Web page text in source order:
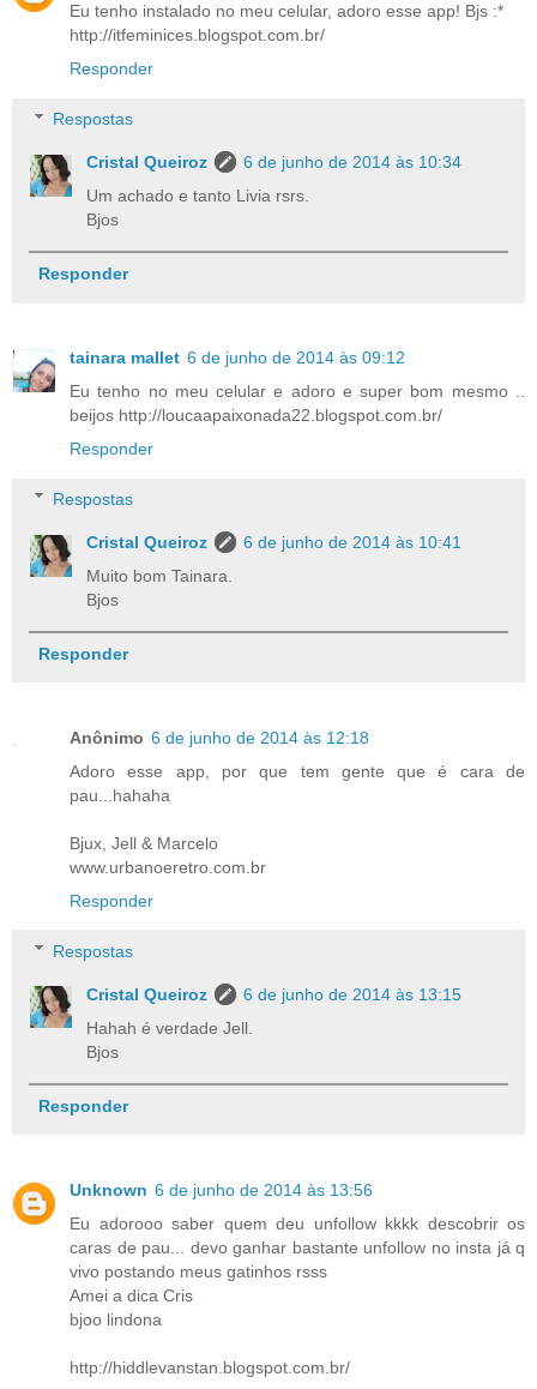
Eu tenho instalado no meu celular, adoro esse app! Bjs :*
http://itfeminices.blogspot.com.br/
Responder
Respostas
Cristal Queiroz
6 de junho de 2014 às 10:34
Um achado e tanto Livia rsrs.
Bjos
Responder
tainara mallet 6 de junho de 2014 às 09:12
Eu tenho no meu celular e adoro e super bom mesmo ..
beijos http://loucaapaixonada22.blogspot.com.br/
Responder
Respostas
Cristal Queiroz
6 de junho de 2014 às 10:41
Muito bom Tainara.
Bjos
Responder
Anônimo 6 de junho de 2014 às 12:18
Adoro esse app, por que tem gente que é cara de
pau...hahaha
Bjux, Jell & Marcelo
www.urbanoeretro.com.br
Responder
Respostas
Cristal Queiroz
6 de junho de 2014 às 13:15
Hahah é verdade Jell.
Bjos
Responder
Unknown 6 de junho de 2014 às 13:56
Eu adorooo saber quem deu unfollow kkkk descobrir os
caras de pau... devo ganhar bastante unfollow no insta já q
vivo postando meus gatinhos rsss
Amei a dica Cris
bjoo lindona
http://hiddlevanstan.blogspot.com.br/